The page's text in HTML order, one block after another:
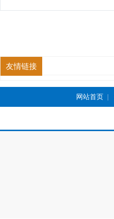
友情链接
网站首页